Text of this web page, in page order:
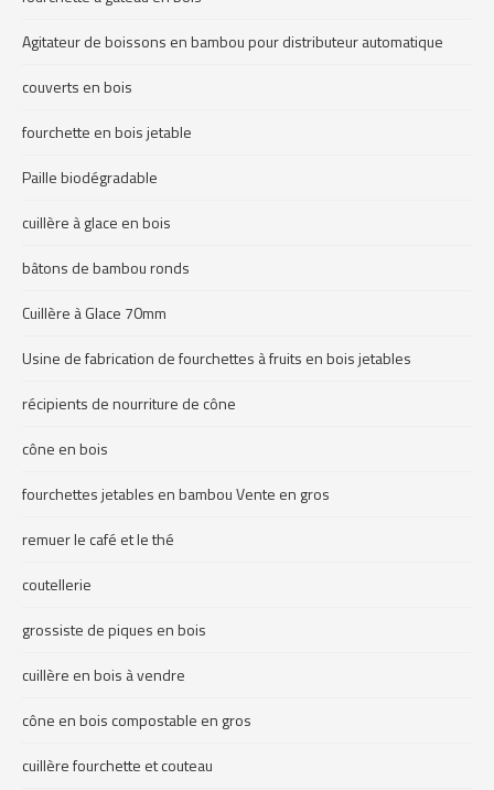
Agitateur de boissons en bambou pour distributeur automatique
couverts en bois
fourchette en bois jetable
Paille biodégradable
cuillère à glace en bois
bâtons de bambou ronds
Cuillère à Glace 70mm
Usine de fabrication de fourchettes à fruits en bois jetables
récipients de nourriture de cône
cône en bois
fourchettes jetables en bambou Vente en gros
remuer le café et le thé
coutellerie
grossiste de piques en bois
cuillère en bois à vendre
cône en bois compostable en gros
cuillère fourchette et couteau